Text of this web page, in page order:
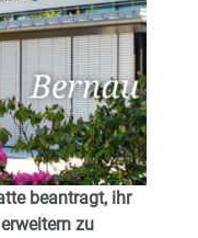
beantragt, ihr
zu